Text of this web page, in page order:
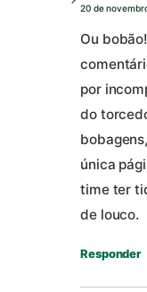
20 de
Ou
por
do
única
time ter
de louco.
Responder